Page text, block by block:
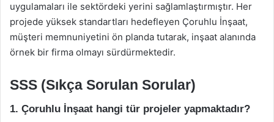
uygulamaları ile sektördeki yerini sağlamlaştırmıştır. Her
projede yüksek standartları hedefleyen Çoruhlu İnşaat,
müşteri memnuniyetini ön planda tutarak, inşaat alanında
örnek bir firma olmayı sürdürmektedir.
SSS (Sıkça Sorulan Sorular)
1. Çoruhlu İnşaat hangi tür projeler yapmaktadır?